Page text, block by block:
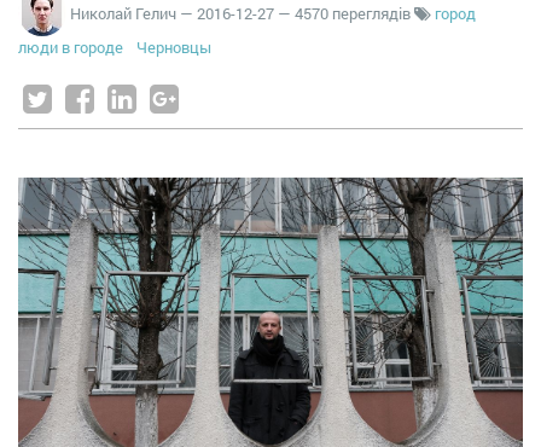
Николай Гелич — 2016-12-27 — 4570 переглядів
город
люди в городе
Черновцы